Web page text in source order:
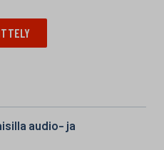
audio- ja